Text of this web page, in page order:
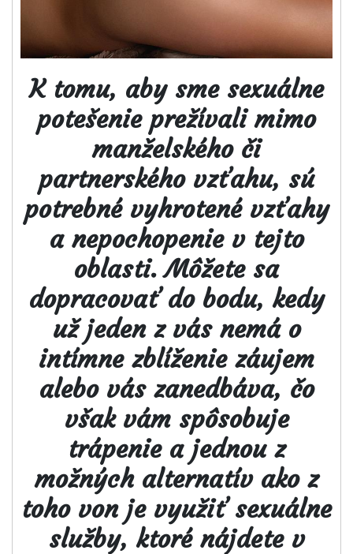
K tomu, aby sme sexuálne
potešenie prežívali mimo
manželského či
partnerského vzťahu, sú
potrebné vyhrotené vzťahy
a nepochopenie v tejto
oblasti. Môžete sa
dopracovať do bodu, kedy
už jeden z vás nemá o
intímne zblíženie záujem
alebo vás zanedbáva, čo
však vám spôsobuje
trápenie a jednou z
možných alternatív ako z
toho von je využiť sexuálne
služby, ktoré nájdete v